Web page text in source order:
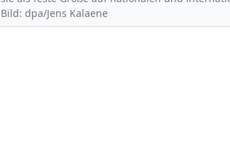
Bild: dpa/Jens Kalaene